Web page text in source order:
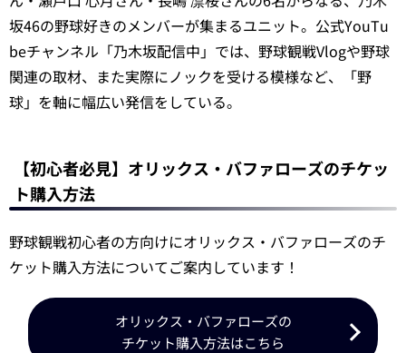
坂46の野球好きのメンバーが集まるユニット。公式YouTu
beチャンネル「乃木坂配信中」では、野球観戦Vlogや野球
関連の取材、また実際にノックを受ける模様など、「野
球」を軸に幅広い発信をしている。
【初心者必見】オリックス・バファローズのチケッ
ト購入方法
野球観戦初心者の方向けにオリックス・バファローズのチ
ケット購入方法についてご案内しています！
オリックス・バファローズの
チケット購入方法はこちら